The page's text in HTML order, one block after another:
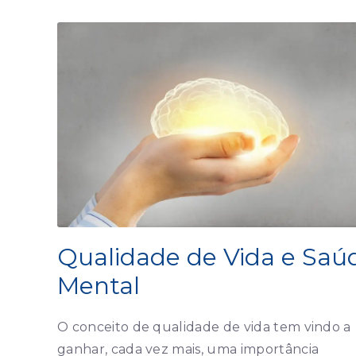
Qualidade de Vida e
Mental
O conceito de qualidade de vida tem vindo a
ganhar, cada vez mais, uma importância